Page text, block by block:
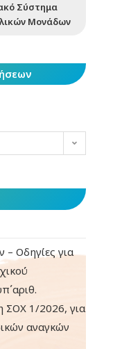
Σύστημα
Μονάδων
Οδηγίες για
ΣΟΧ 1/2026, για
αναγκών